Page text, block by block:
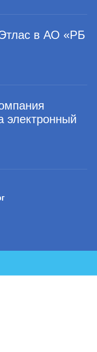
в АО «РБ
электронный